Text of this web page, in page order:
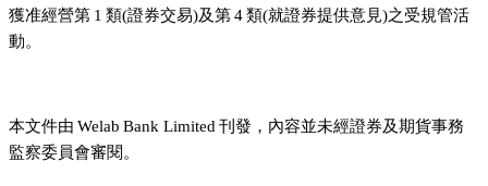
獲准經營第 1 類(證券交易)及第 4 類(就證券提供意見)之受規管活
動。
本文件由 Welab Bank Limited 刊發，內容並未經證券及期貨事務
監察委員會審閱。